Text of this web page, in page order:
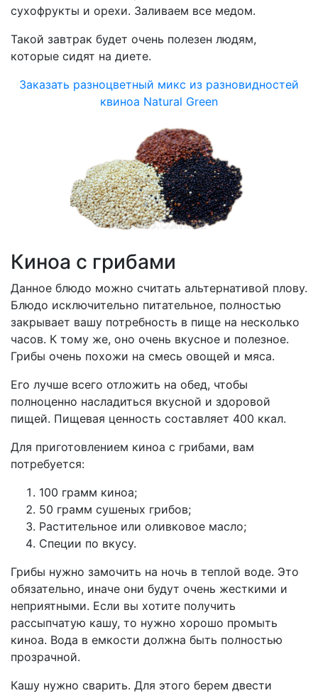
сухофрукты и орехи. Заливаем все медом.
Такой завтрак будет очень полезен людям,
которые сидят на диете.
Заказать разноцветный микс из разновидностей
квиноа Natural Green
Киноа с грибами
Данное блюдо можно считать альтернативой плову.
Блюдо исключительно питательное, полностью
закрывает вашу потребность в пище на несколько
часов. К тому же, оно очень вкусное и полезное.
Грибы очень похожи на смесь овощей и мяса.
Его лучше всего отложить на обед, чтобы
полноценно насладиться вкусной и здоровой
пищей. Пищевая ценность составляет 400 ккал.
Для приготовлением киноа с грибами, вам
потребуется:
100 грамм киноа;
50 грамм сушеных грибов;
Растительное или оливковое масло;
Специи по вкусу.
Грибы нужно замочить на ночь в теплой воде. Это
обязательно, иначе они будут очень жесткими и
неприятными. Если вы хотите получить
рассыпчатую кашу, то нужно хорошо промыть
киноа. Вода в емкости должна быть полностью
прозрачной.
Кашу нужно сварить. Для этого берем двести